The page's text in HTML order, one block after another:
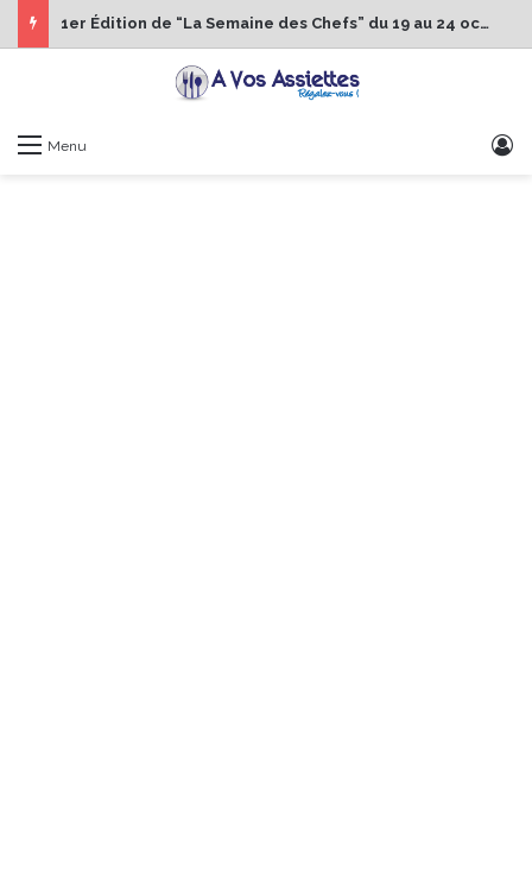
1er Édition de “La Semaine des Chefs” du 19 au 24 octobre 2026
Menu